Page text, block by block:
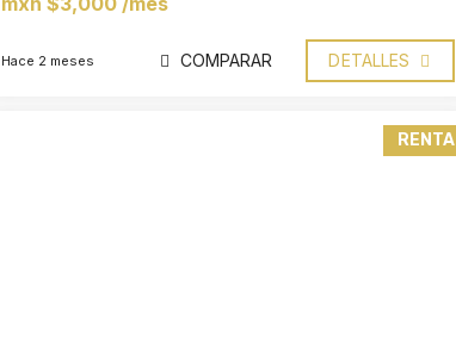
Hace 2 meses COMPARAR DETALLES
RENTA